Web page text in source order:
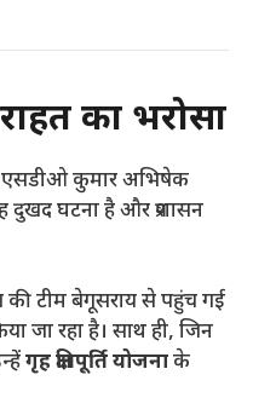
का भरोसा
एसडीओ कुमार अभिषेक
दुखद घटना है और प्रशासन
की टीम बेगूसराय से पहुंच गई
जा रहा है। साथ ही, जिन
गृह क्षतिपूर्ति योजनाके